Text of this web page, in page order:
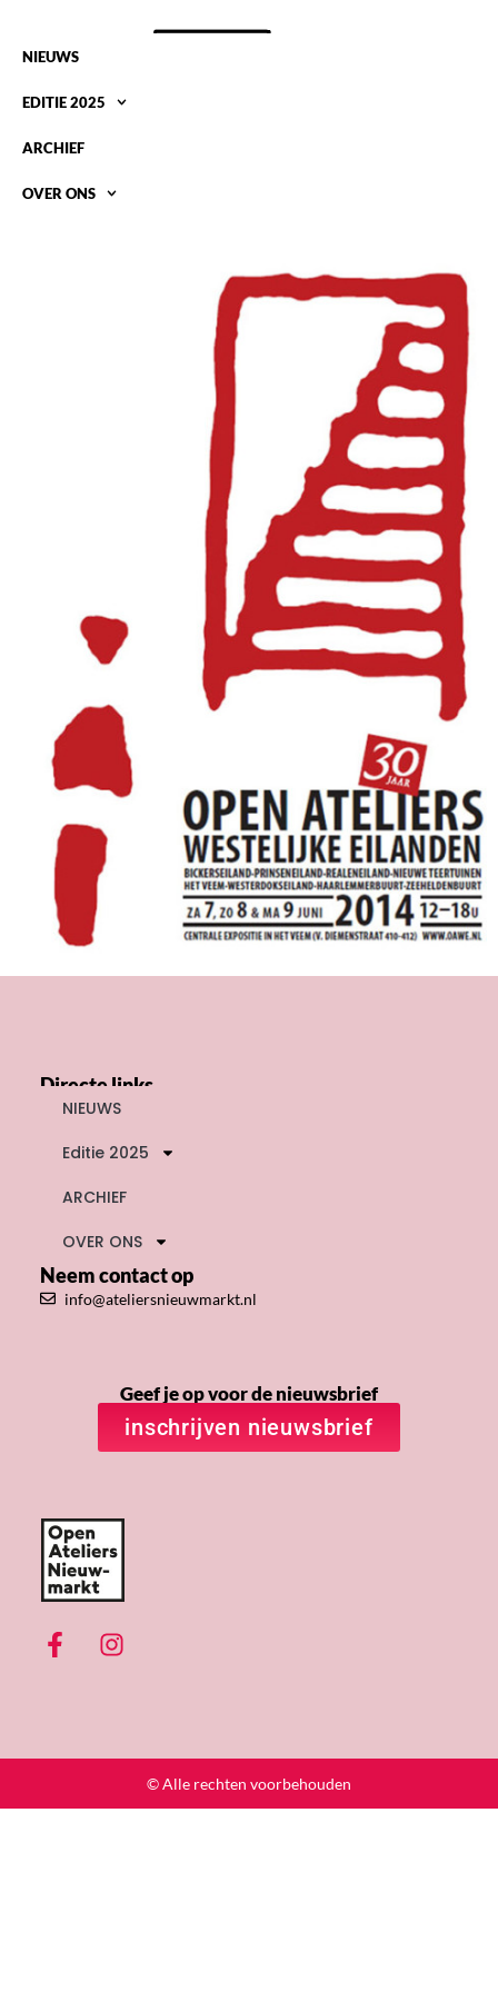
NIEUWS
EDITIE 2025
ARCHIEF
OVER ONS
Directe links
NIEUWS
Editie 2025
ARCHIEF
OVER ONS
Neem contact op
info@ateliersnieuwmarkt.nl
Geef je op voor de nieuwsbrief
inschrijven nieuwsbrief
© Alle rechten voorbehouden